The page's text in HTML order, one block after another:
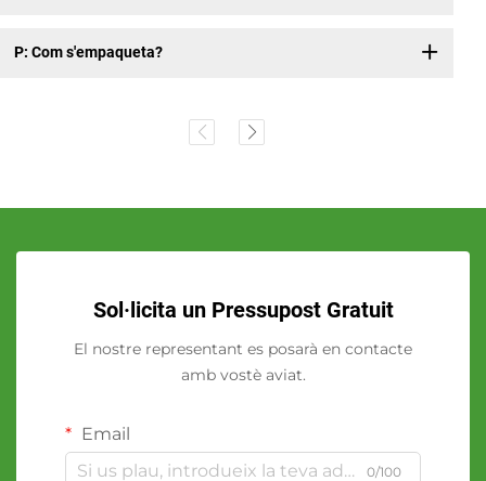
P: Com s'empaqueta?
Sol·licita un Pressupost Gratuit
El nostre representant es posarà en contacte
amb vostè aviat.
Email
0/100